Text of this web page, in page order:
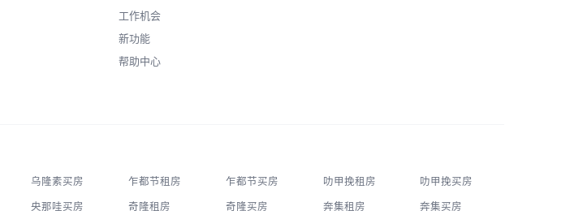
工作机会
新功能
帮助中心
乌隆素买房 乍都节租房 乍都节买房 叻甲挽租房 叻甲挽买房
央那哇买房 奇隆租房 奇隆买房 奔集租房 奔集买房